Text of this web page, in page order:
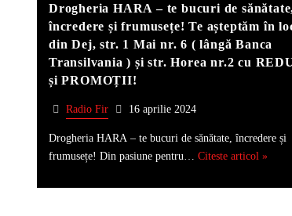
Drogheria HARA – te bucuri de
încredere și frumusețe! Te așteptăm în
din Dej, str. 1 Mai nr. 6 ( lângă Banca
Transilvania ) și str. Horea nr.2 cu
și PROMOȚII!
Radio Fir 16 aprilie 2024
Drogheria HARA – te bucuri de sănătate, încredere și
frumusețe! Din pasiune pentru… Citeste articol »